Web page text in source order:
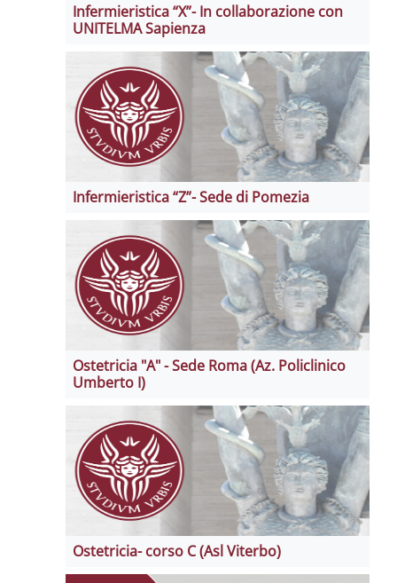
Infermieristica “X”- In collaborazione con
UNITELMA Sapienza
Infermieristica “Z”- Sede di Pomezia
Ostetricia "A" - Sede Roma (Az. Policlinico
Umberto I)
Ostetricia- corso C (Asl Viterbo)